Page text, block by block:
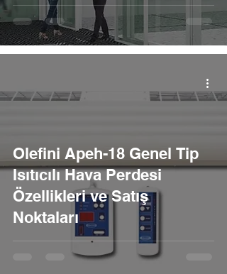
Olefini Apeh-18 Genel Tip
Isıtıcılı Hava Perdesi
Özellikleri ve Satış
Noktaları